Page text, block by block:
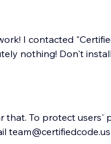
I contacted
nothing! Don't
that. To protect